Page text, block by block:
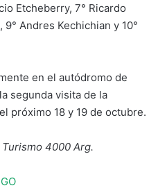
Etcheberry, 7° Ricardo
Andres Kechichian y 10°
en el autódromo de
segunda visita de la
próximo 18 y 19 de octubre.
4000 Arg.